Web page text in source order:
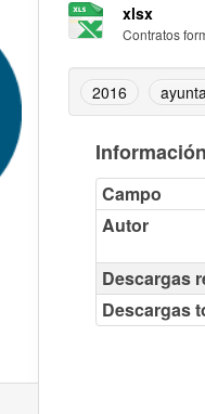
xlsx
Contratos
2016
Campo
Autor
Descargas
Descargas